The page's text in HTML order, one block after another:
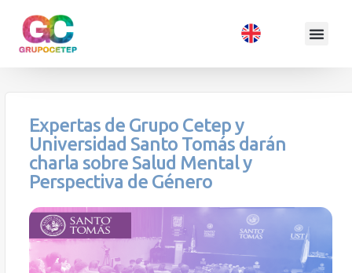
Expertas de Grupo Cetep y
Universidad Santo Tomás darán
charla sobre Salud Mental y
Perspectiva de Género